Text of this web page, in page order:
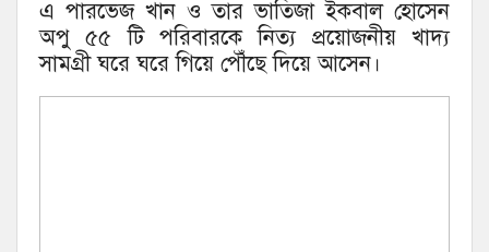
এ পারভেজ খান ও তার ভাতিজা ইকবাল হোসেন
অপু ৫৫ টি পরিবারকে নিত্য প্রয়োজনীয় খাদ্য
সামগ্রী ঘরে ঘরে গিয়ে পৌঁছে দিয়ে আসেন।